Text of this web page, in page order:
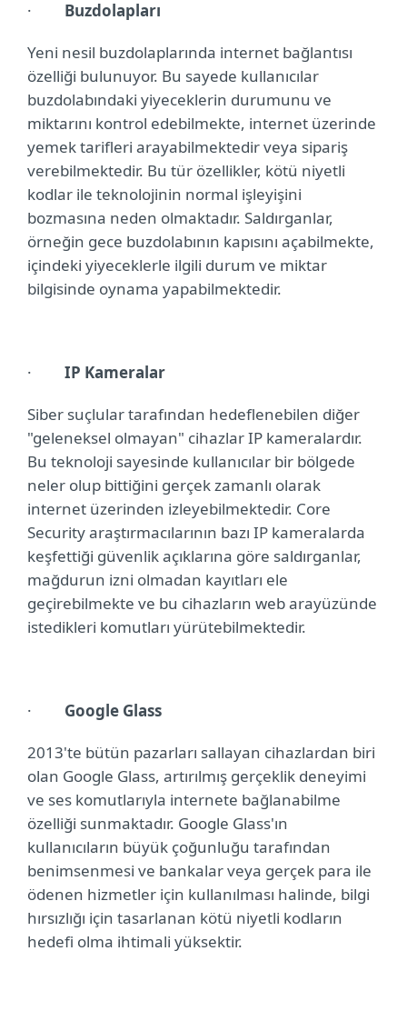
·
Buzdolapları
Yeni nesil buzdolaplarında internet bağlantısı
özelliği bulunuyor. Bu sayede kullanıcılar
buzdolabındaki yiyeceklerin durumunu ve
miktarını kontrol edebilmekte, internet üzerinde
yemek tarifleri arayabilmektedir veya sipariş
verebilmektedir. Bu tür özellikler, kötü niyetli
kodlar ile teknolojinin normal işleyişini
bozmasına neden olmaktadır. Saldırganlar,
örneğin gece buzdolabının kapısını açabilmekte,
içindeki yiyeceklerle ilgili durum ve miktar
bilgisinde oynama yapabilmektedir.
·
IP Kameralar
Siber suçlular tarafından hedeflenebilen diğer
"geleneksel olmayan" cihazlar IP kameralardır.
Bu teknoloji sayesinde kullanıcılar bir bölgede
neler olup bittiğini gerçek zamanlı olarak
internet üzerinden izleyebilmektedir. Core
Security araştırmacılarının bazı IP kameralarda
keşfettiği güvenlik açıklarına göre saldırganlar,
mağdurun izni olmadan kayıtları ele
geçirebilmekte ve bu cihazların web arayüzünde
istedikleri komutları yürütebilmektedir.
·
Google Glass
2013'te bütün pazarları sallayan cihazlardan biri
olan Google Glass, artırılmış gerçeklik deneyimi
ve ses komutlarıyla internete bağlanabilme
özelliği sunmaktadır. Google Glass'ın
kullanıcıların büyük çoğunluğu tarafından
benimsenmesi ve bankalar veya gerçek para ile
ödenen hizmetler için kullanılması halinde, bilgi
hırsızlığı için tasarlanan kötü niyetli kodların
hedefi olma ihtimali yüksektir.